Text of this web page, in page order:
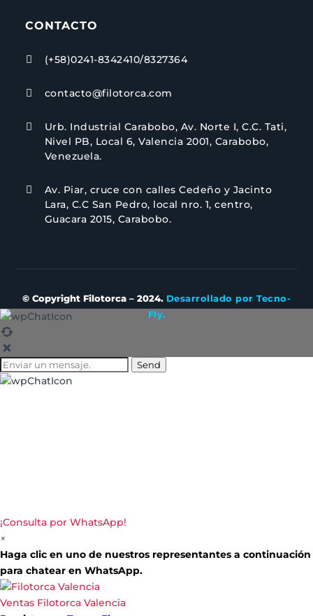
CONTACTO
 (+58)0241-8342410/8327364
 contacto@filotorca.com

Urb. Industrial Carabobo, Av. Norte I, C.C. Tati,
Nivel PB, Local 6, Valencia 2001, Carabobo,
Venezuela.

Av. Piar, cruce con calles Cedeño y Jacinto
Lara, C.C San Pedro, local nro. 1, centro,
Guacara 2015, Carabobo.
© Copyright Filotorca – 2024. Desarrollado por Tecno-
Fly.
Send
¡Consulta por WhatsApp!
×
Haga clic en uno de nuestros representantes a continuación
para chatear en WhatsApp.
Ventas Filotorca Valencia